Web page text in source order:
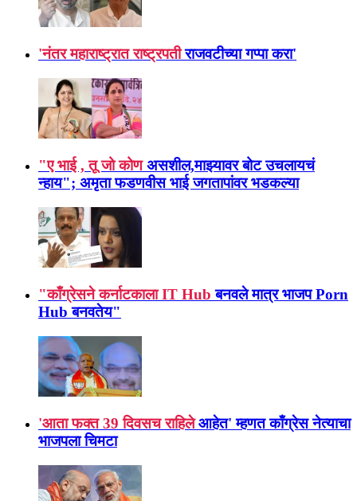
'नंतर महाराष्ट्रात राष्ट्रपती राजवटीच्या गप्पा करा'
"ए भाई , तू जो कोण असशील,माझ्यावर बोट उचलायचं
न्हाय"; अमृता फडणवीस भाई जगतापांवर भडकल्या
"काँग्रेसने कर्नाटकाला IT Hub बनवले मात्र भाजप Porn
Hub बनवतेय"
'आता फक्त 39 दिवसच राहिले आहेत' म्हणत काँग्रेस नेत्याचा
भाजपला चिमटा